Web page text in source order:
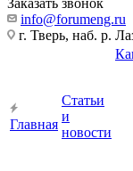
Заказать звонок
info@forumeng.ru
г. Тверь, наб. р.
Главная
Статьи
и
новости